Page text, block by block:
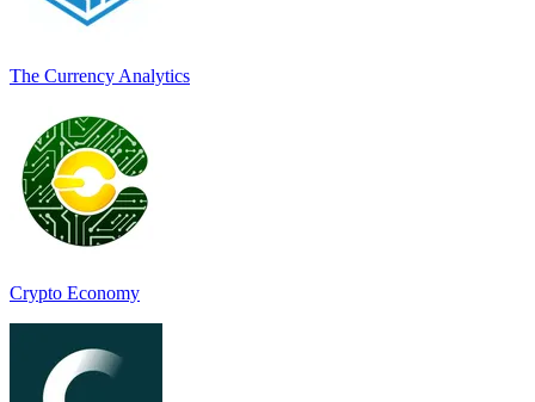
The Currency Analytics
Crypto Economy